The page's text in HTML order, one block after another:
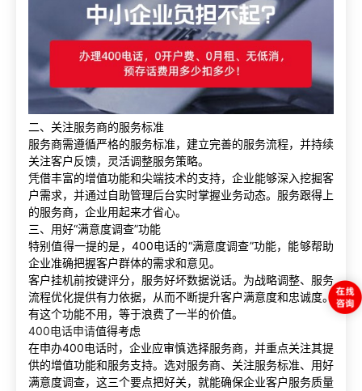
二、关注服务商的服务标准
服务商需遵循严格的服务标准，建立完善的服务流程，并持续
关注客户反馈，灵活调整服务策略。
凭借丰富的增值功能和尖端技术的支持，企业能够深入挖掘客
户需求，并通过自助管理后台实时掌握业务动态。服务跟得上
的服务商，企业用起来才省心。
三、用好“满意度调查”功能
特别值得一提的是，400电话的“满意度调查”功能，能够帮助
企业准确把握客户群体的需求和意见。
客户挂机前按键评分，服务好坏数据说话。为战略调整、服务
流程优化提供有力依据，从而不断提升客户满意度和忠诚度。
有这个功能不用，等于浪费了一半的价值。
400电话申请值得考虑
在申办400电话时，企业应审慎选择服务商，并重点关注其提
供的增值功能和服务支持。选对服务商、关注服务标准、用好
满意度调查，这三个要点把好关，就能确保企业客户服务质量